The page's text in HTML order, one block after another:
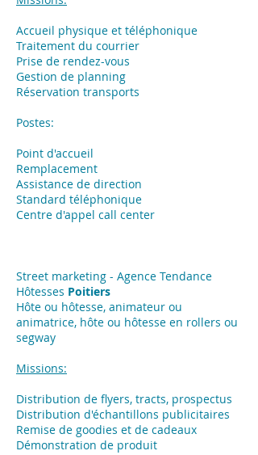
Accueil physique et téléphonique
Traitement du courrier
Prise de rendez-vous
Gestion de planning
Réservation transports
Postes:
Point d'accueil
Remplacement
Assistance de direction
Standard téléphonique
Centre d'appel call center
Street marketing - Agence Tendance
Hôtesses Poitiers
Hôte ou hôtesse, animateur ou
animatrice, hôte ou hôtesse en rollers ou
segway
Missions:
​Distribution de flyers, tracts, prospectus
Distribution d'échantillons publicitaires
Remise de goodies et de cadeaux
Démonstration de produit